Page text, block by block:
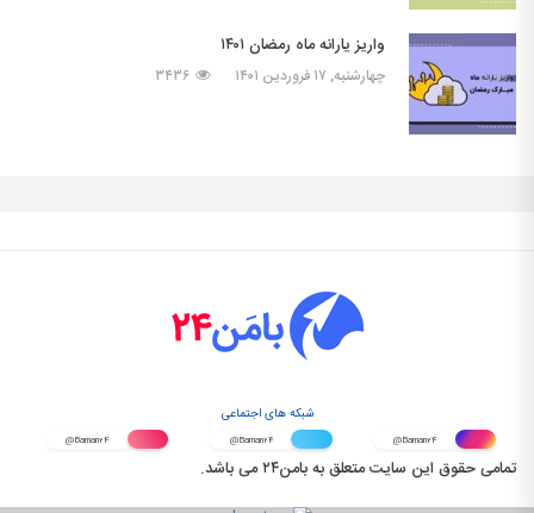
واریز یارانه ماه رمضان ۱۴۰۱
چهارشنبه, ۱۷ فروردین ۱۴۰۱ ۳۴۳۶
شبکه های اجتماعی
@Baman۲۴ @Baman۲۴ @Baman۲۴
تمامی حقوق این سایت متعلق به بامن۲۴ می باشد.